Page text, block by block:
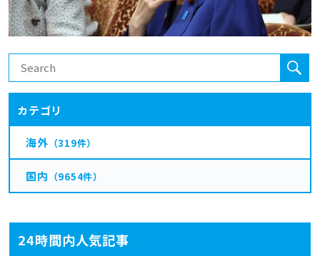
24時間内人気記事
カテゴリ
海外 （319件）
国内 （9654件）